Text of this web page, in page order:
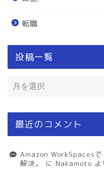
転職
投稿一覧
最近のコメント
Amazon WorkSpaces
解決。
に Nakamoto よ